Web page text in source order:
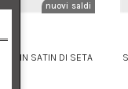
nuovi arrivi
saldi
IN SATIN DI SETA